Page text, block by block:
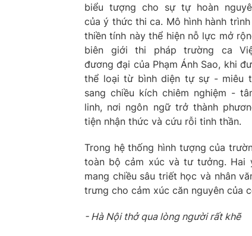
biểu tượng cho sự tự hoàn
của ý thức thi ca. Mô hình hành
thiền tính này thể hiện nỗ lực mở
biên giới thi pháp trường ca
đương đại của Phạm Ánh Sao, khi
thể loại từ bình diện tự sự - miêu
sang chiều kích chiêm nghiệm -
linh, nơi ngôn ngữ trở thành
tiện nhận thức và cứu rỗi tinh thần.
Trong hệ thống hình tượng của
toàn bộ cảm xúc và tư tưởng. Hai
mang chiều sâu triết học và nhân
trưng cho cảm xúc căn nguyên của
- Hà Nội thở qua lòng người rất khẽ